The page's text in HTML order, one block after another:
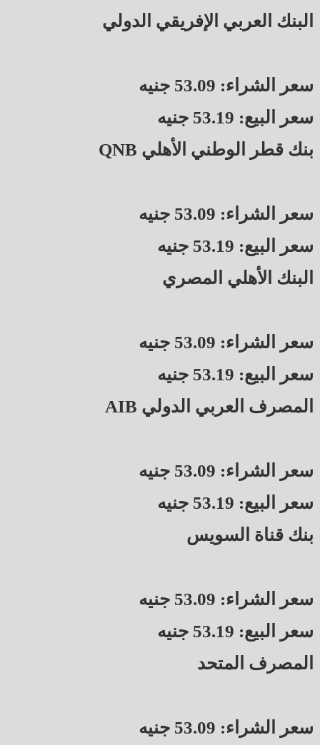
البنك العربي الإفريقي الدولي
سعر الشراء: 53.09 جنيه
سعر البيع: 53.19 جنيه
بنك قطر الوطني الأهلي QNB
سعر الشراء: 53.09 جنيه
سعر البيع: 53.19 جنيه
البنك الأهلي المصري
سعر الشراء: 53.09 جنيه
سعر البيع: 53.19 جنيه
المصرف العربي الدولي AIB
سعر الشراء: 53.09 جنيه
سعر البيع: 53.19 جنيه
بنك قناة السويس
سعر الشراء: 53.09 جنيه
سعر البيع: 53.19 جنيه
المصرف المتحد
سعر الشراء: 53.09 جنيه